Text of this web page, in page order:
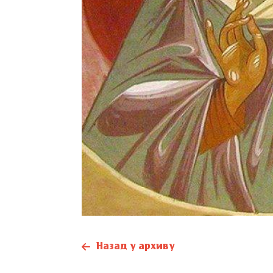
Назад у архиву